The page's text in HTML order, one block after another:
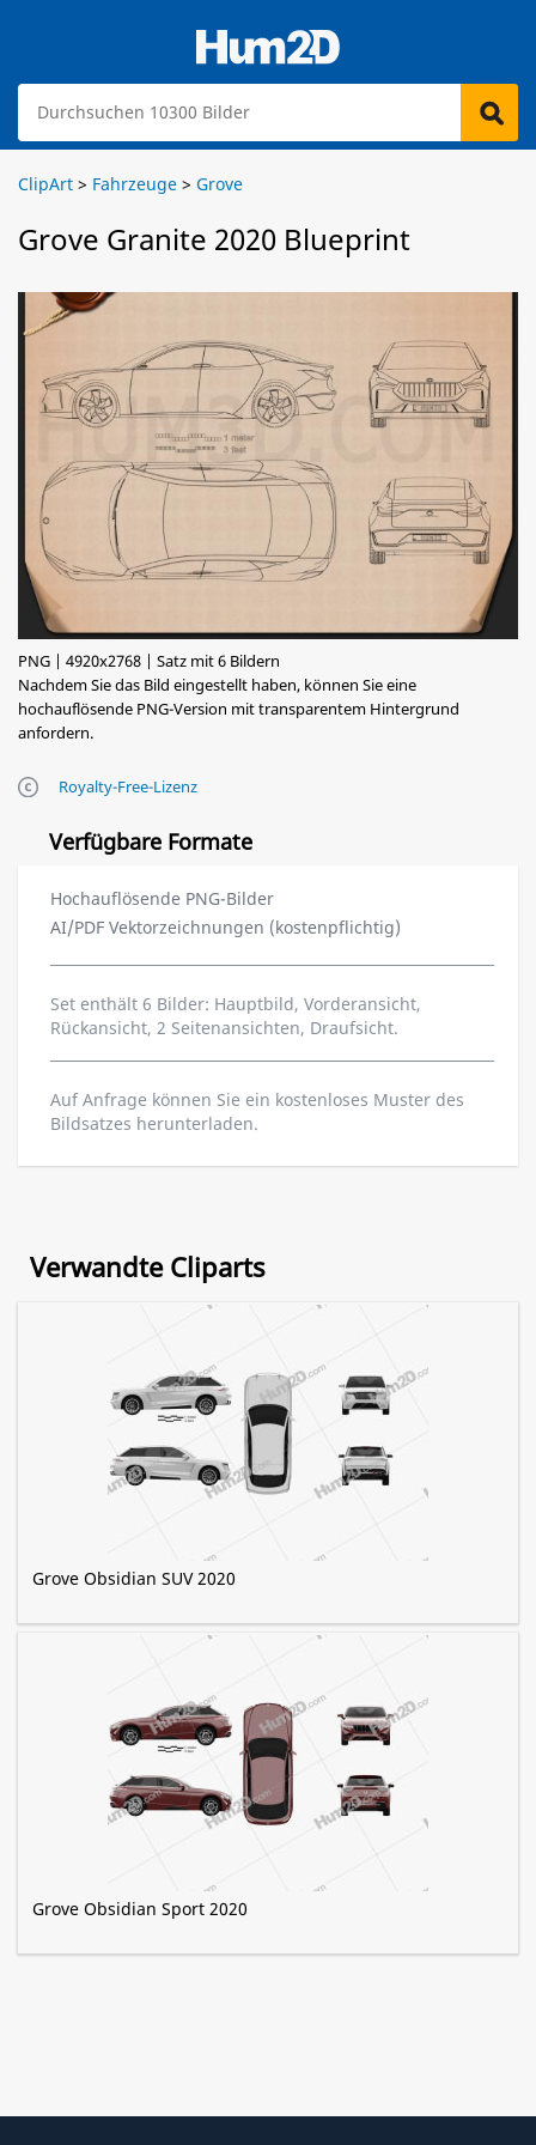
ClipArt > Fahrzeuge > Grove
Grove Granite 2020 Blueprint
PNG | 4920x2768 | Satz mit 6 Bildern
Nachdem Sie das Bild eingestellt haben, können Sie eine
hochauflösende PNG-Version mit transparentem Hintergrund
anfordern.
Royalty-Free-Lizenz
Verfügbare Formate
Hochauflösende PNG-Bilder
AI/PDF Vektorzeichnungen (kostenpflichtig)
Set enthält 6 Bilder: Hauptbild, Vorderansicht,
Rückansicht, 2 Seitenansichten, Draufsicht.
Auf Anfrage können Sie ein kostenloses Muster des
Bildsatzes herunterladen.
Verwandte Cliparts
Grove Obsidian SUV 2020
Grove Obsidian Sport 2020